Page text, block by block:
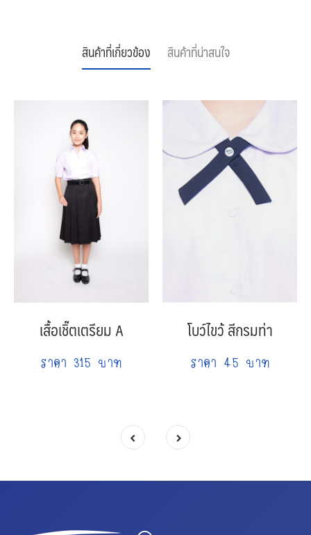
สินค้าที่เกี่ยวข้อง สินค้าที่น่าสนใจ
เสื้อเชิ๊ตเตรียม A
ราคา 315 บาท
โบว์ไขว้ สีกรมท่า
ราคา 45 บาท